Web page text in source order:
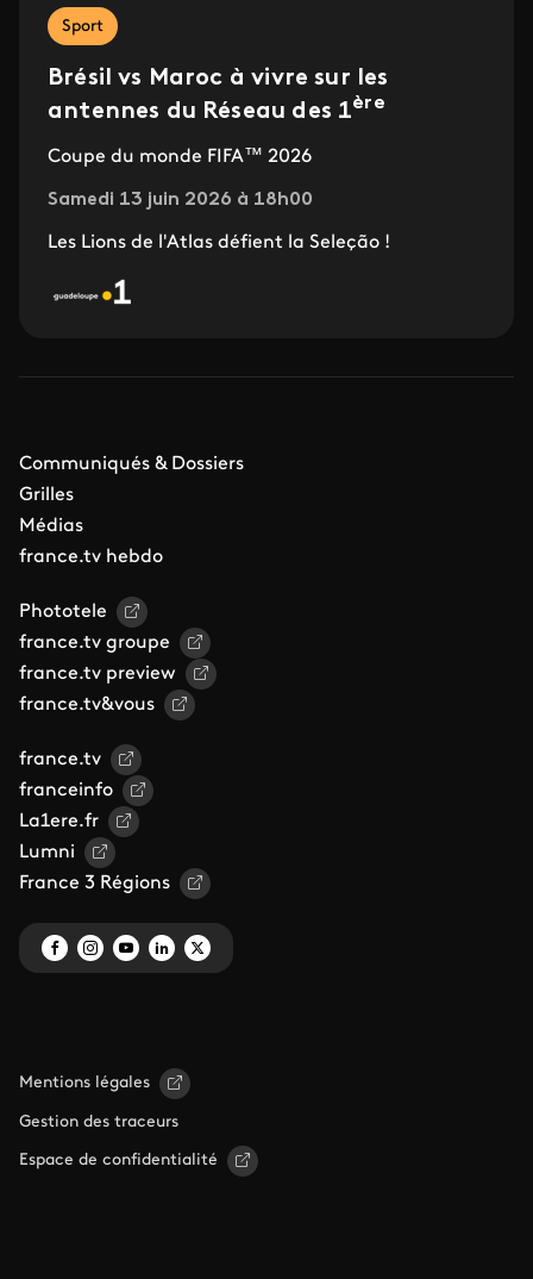
Sport
Brésil vs Maroc à vivre sur les
antennes du Réseau des 1ère
Coupe du monde FIFA™ 2026
Samedi 13 juin 2026 à 18h00
Les Lions de l'Atlas défient la Seleção !
Communiqués & Dossiers
Grilles
Médias
france.tv hebdo
Phototele
france.tv groupe
france.tv preview
france.tv&vous
france.tv
franceinfo
La1ere.fr
Lumni
France 3 Régions
Mentions légales
Gestion des traceurs
Espace de confidentialité